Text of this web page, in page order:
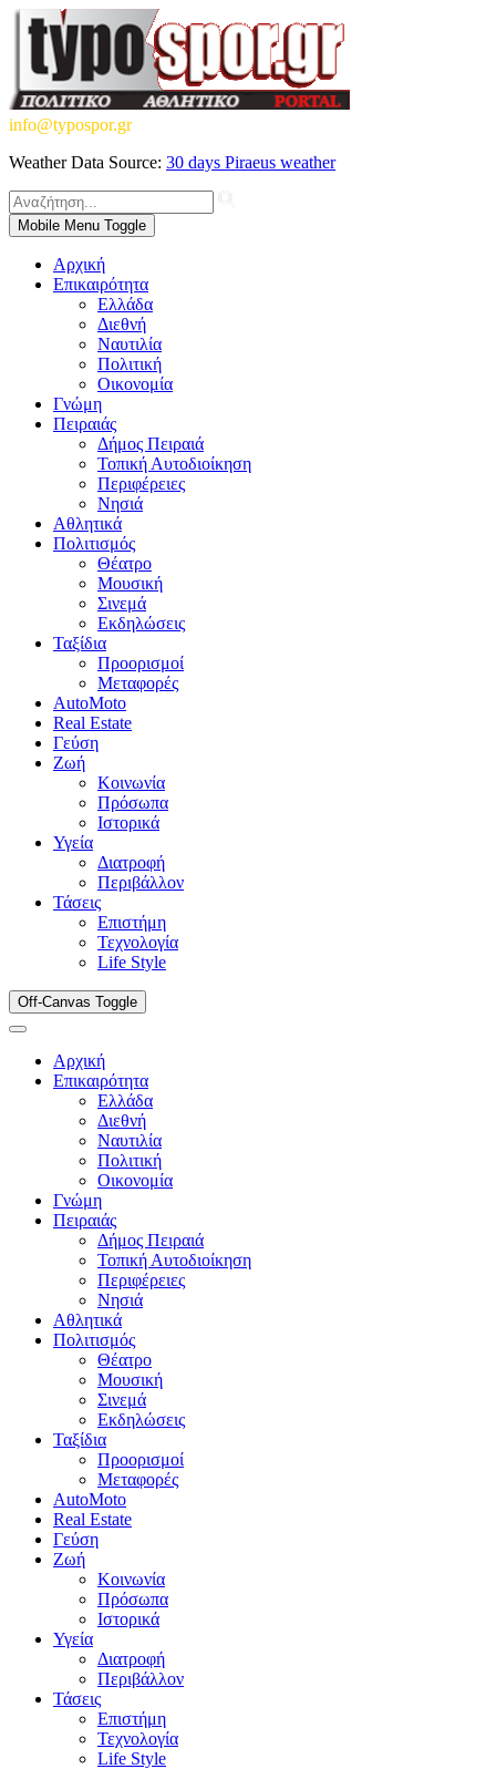
info@typospor.gr
Weather Data Source: 30 days Piraeus weather
Mobile Menu Toggle
Αρχική
Επικαιρότητα
Ελλάδα
Διεθνή
Ναυτιλία
Πολιτική
Οικονομία
Γνώμη
Πειραιάς
Δήμος Πειραιά
Τοπική Αυτοδιοίκηση
Περιφέρειες
Νησιά
Αθλητικά
Πολιτισμός
Θέατρο
Μουσική
Σινεμά
Εκδηλώσεις
Ταξίδια
Προορισμοί
Μεταφορές
AutoMoto
Real Estate
Γεύση
Ζωή
Κοινωνία
Πρόσωπα
Ιστορικά
Υγεία
Διατροφή
Περιβάλλον
Τάσεις
Επιστήμη
Τεχνολογία
Life Style
Off-Canvas Toggle
Αρχική
Επικαιρότητα
Ελλάδα
Διεθνή
Ναυτιλία
Πολιτική
Οικονομία
Γνώμη
Πειραιάς
Δήμος Πειραιά
Τοπική Αυτοδιοίκηση
Περιφέρειες
Νησιά
Αθλητικά
Πολιτισμός
Θέατρο
Μουσική
Σινεμά
Εκδηλώσεις
Ταξίδια
Προορισμοί
Μεταφορές
AutoMoto
Real Estate
Γεύση
Ζωή
Κοινωνία
Πρόσωπα
Ιστορικά
Υγεία
Διατροφή
Περιβάλλον
Τάσεις
Επιστήμη
Τεχνολογία
Life Style